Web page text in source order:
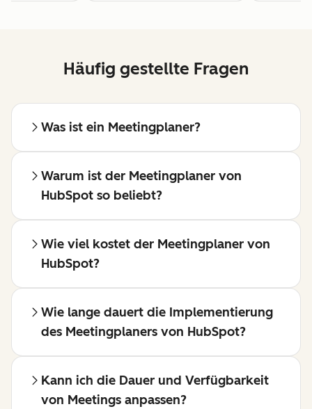
Häufig gestellte Fragen
Was ist ein Meetingplaner?
Warum ist der Meetingplaner von
HubSpot so beliebt?
Wie viel kostet der Meetingplaner von
HubSpot?
Wie lange dauert die Implementierung
des Meetingplaners von HubSpot?
Kann ich die Dauer und Verfügbarkeit
von Meetings anpassen?